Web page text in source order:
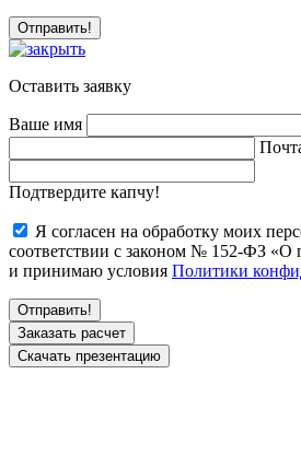
Оставить заявку
Ваше имя
Подтвердите капчу!
Я согласен на обработку моих
соответствии с законом № 152-ФЗ «О
и принимаю условия Политики
Заказать расчет
Скачать презентацию